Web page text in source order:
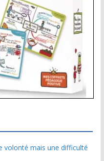
volonté mais une difficulté